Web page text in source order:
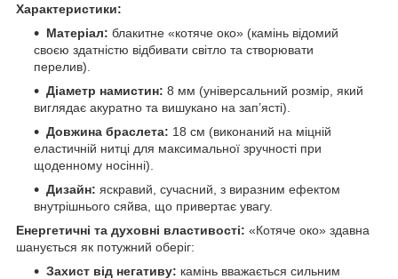
Характеристики:
Матеріал: блакитне «котяче око» (камінь відомий
своєю здатністю відбивати світло та створювати
перелив).
Діаметр намистин: 8 мм (універсальний розмір, який
виглядає акуратно та вишукано на зап’ясті).
Довжина браслета: 18 см (виконаний на міцній
еластичній нитці для максимальної зручності при
щоденному носінні).
Дизайн: яскравий, сучасний, з виразним ефектом
внутрішнього сяйва, що привертає увагу.
Енергетичні та духовні властивості: «Котяче око» здавна
шанується як потужний оберіг:
Захист від негативу: камінь вважається сильним